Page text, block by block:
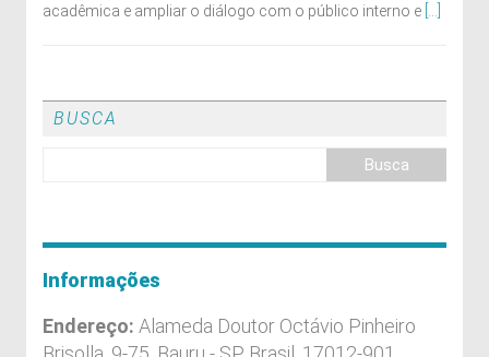
acadêmica e ampliar o diálogo com o público interno e
BUSCA
Informações
Endereço: Alameda Doutor Octávio Pinheiro